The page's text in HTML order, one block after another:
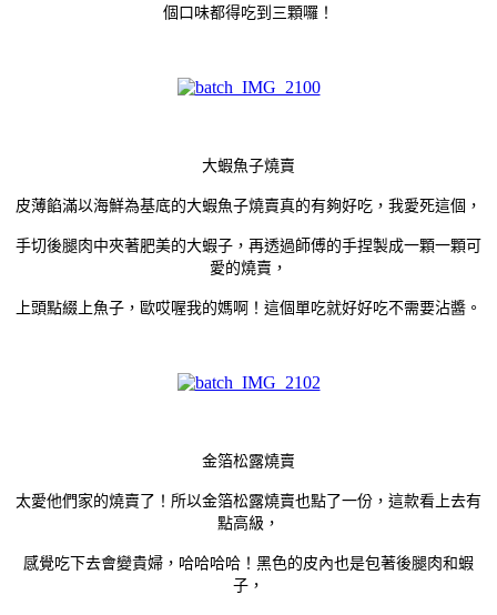
個口味都得吃到三顆囉！
大蝦魚子燒賣
皮薄餡滿以海鮮為基底的大蝦魚子燒賣真的有夠好吃，我愛死這個，
手切後腿肉中夾著肥美的大蝦子，再透過師傅的手捏製成一顆一顆可
愛的燒賣，
上頭點綴上魚子，歐哎喔我的媽啊！這個單吃就好好吃不需要沾醬。
金箔松露燒賣
太愛他們家的燒賣了！所以金箔松露燒賣也點了一份，這款看上去有
點高級，
感覺吃下去會變貴婦，哈哈哈哈！黑色的皮內也是包著後腿肉和蝦
子，